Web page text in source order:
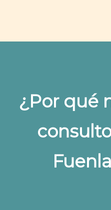
¿Por qué